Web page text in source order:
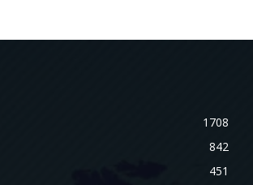
1708
842
451